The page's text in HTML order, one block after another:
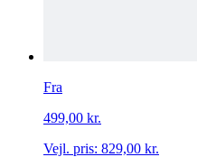
Fra
499,00 kr.
Vejl. pris: 829,00 kr.